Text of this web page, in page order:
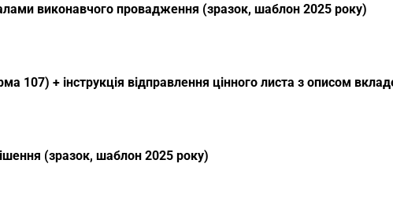
виконавчого провадження (зразок, шаблон 2025 року)
107) + інструкція відправлення цінного листа з описом
(зразок, шаблон 2025 року)